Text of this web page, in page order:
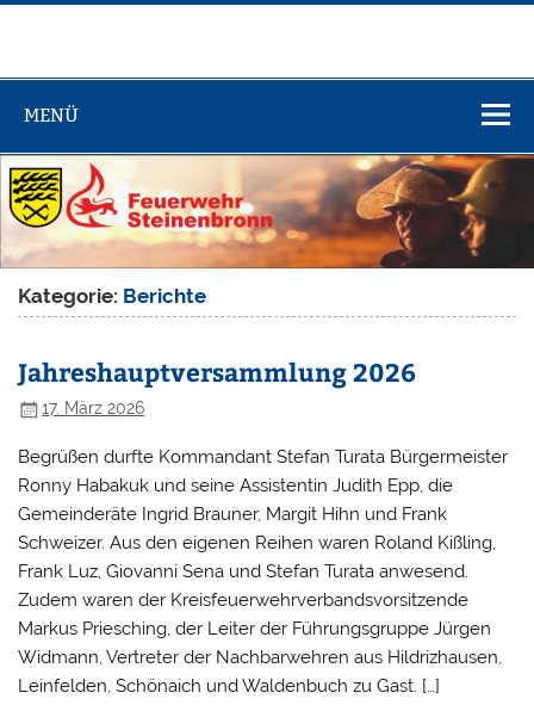
Zum
Steinenbronn
MENÜ
Kategorie: Berichte
Jahreshauptversammlung 2026
17. März 2026
Begrüßen durfte Kommandant Stefan Turata Bürgermeister
Ronny Habakuk und seine Assistentin Judith Epp, die
Gemeinderäte Ingrid Brauner, Margit Hihn und Frank
Schweizer. Aus den eigenen Reihen waren Roland Kißling,
Frank Luz, Giovanni Sena und Stefan Turata anwesend.
Zudem waren der Kreisfeuerwehrverbandsvorsitzende
Markus Priesching, der Leiter der Führungsgruppe Jürgen
Widmann, Vertreter der Nachbarwehren aus Hildrizhausen,
Leinfelden, Schönaich und Waldenbuch zu Gast. […]